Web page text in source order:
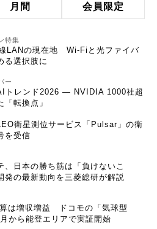
月間 会員限定
特集
LANの現在地 Wi-Fiと光ファイバ
る選択肢に
ー
トレンド2026 ― NVIDIA 1000社超
「転換点」
衛星測位サービス「Pulsar」の衛
を受信
、日本の勝ち筋は「負けないこ
の最新動向を三菱総研が解説
は増収増益 ドコモの「気球型
から能登エリアで実証開始